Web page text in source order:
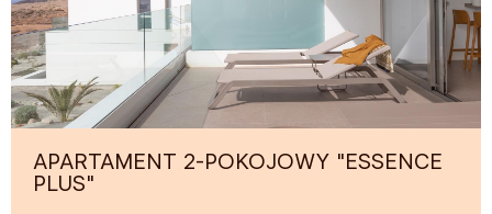
APARTAMENT 2-POKOJOWY "ESSENCE
PLUS"